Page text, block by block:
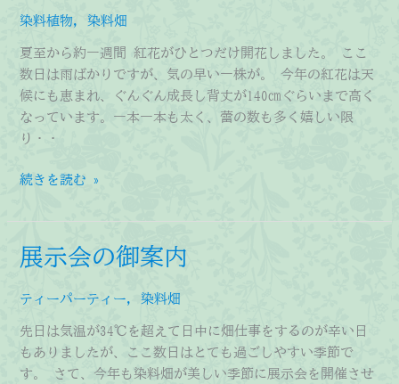
稿
し
忘
れ
ま
し
染料植物,染料畑
夏至から約一週間 紅花がひとつだけ開花しました。 ここ
数日は雨ばかりですが、気の早い一株が。 今年の紅花は天
候にも恵まれ、ぐんぐん成長し背丈が140㎝ぐらいまで高く
なっています。一本一本も太く、蕾の数も多く嬉しい限
り・・
半
の
一
つ
き
続きを読む »
展示会の御案内
ティーパーティー,染料畑
先日は気温が34℃を超えて日中に畑仕事をするのが辛い日
もありましたが、ここ数日はとても過ごしやすい季節で
す。 さて、今年も染料畑が美しい季節に展示会を開催させ